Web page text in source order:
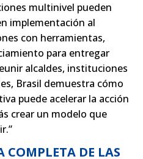
multinivel pueden
implementación al
con herramientas,
para entregar
alcaldes, instituciones
Brasil demuestra cómo
puede acelerar la acción
crear un modelo que
COMPLETA DE LAS